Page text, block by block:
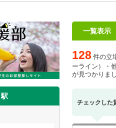
一覧表示
128 件の立
ーライン）・
が見つかりま
チェックした